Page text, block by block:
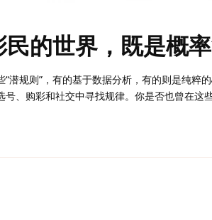
的世界，既是概
“潜规则”，有的基于数据分析，有的则是纯粹
号、购彩和社交中寻找规律。你是否也曾在这